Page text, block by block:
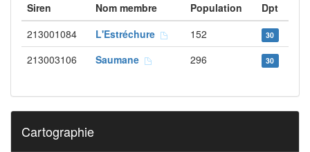
Siren Nom membre Population
Dpt
213001084
L'Estréchure 152 30
213003106 Saumane 296 30
Cartographie